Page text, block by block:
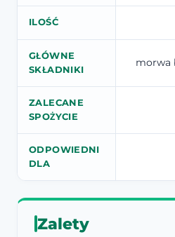
ILOŚĆ
GŁÓWNE
SKŁADNIKI
morwa
ZALECANE
SPOŻYCIE
ODPOWIEDNI
DLA
Zalety